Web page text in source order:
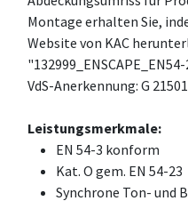
Montage erhalten Sie,
Website von KAC
VdS-Anerkennung: G
Leistungsmerkmale:
EN 54-3 konform
Kat. O gem. EN 54-23
Synchrone Ton- und